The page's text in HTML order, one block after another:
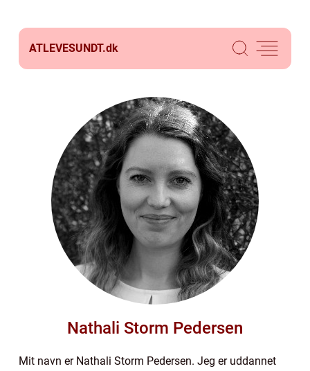
ATLEVESUNDT.dk
Nathali Storm Pedersen
Mit navn er Nathali Storm Pedersen. Jeg er uddannet